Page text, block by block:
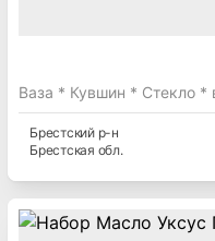
Ваза * Кувшин * Стекло *
Брестскийр-н
Брестская обл.